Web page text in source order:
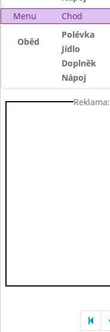
Menu
Chod
Oběd
Polévka
Jídlo
Doplněk
Nápoj
Reklama: